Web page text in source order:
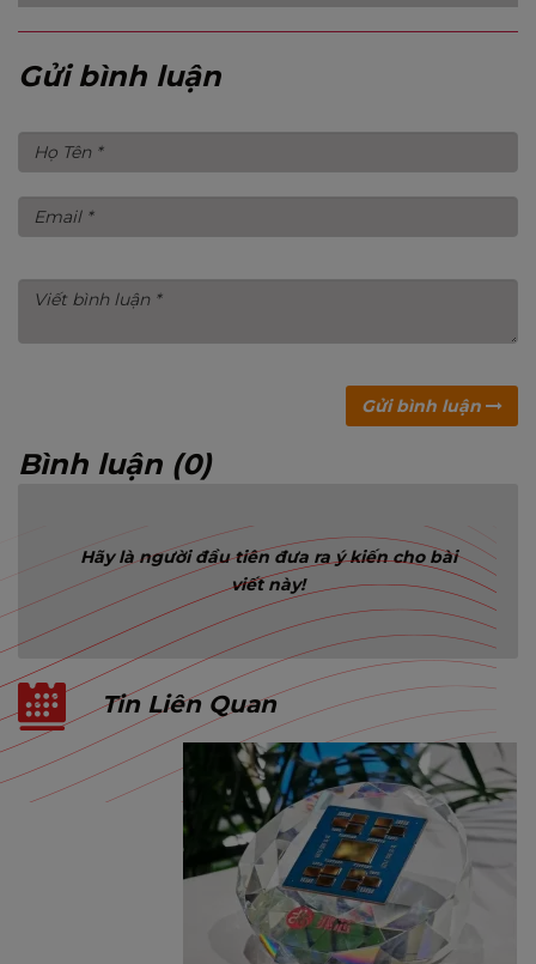
Gửi bình luận
Gửi bình luận
Bình luận (0)
Hãy là người đầu tiên đưa ra ý kiến cho bài
viết này!
Tin Liên Quan